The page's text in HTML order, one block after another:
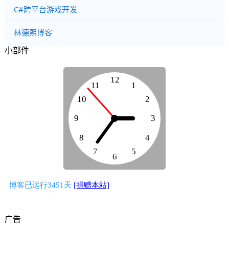
C#跨平台游戏开发
林德熙博客
小部件
广告